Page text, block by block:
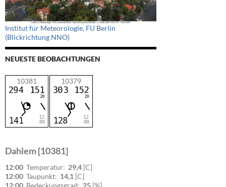
Institut für Meteorologie, FU Berlin
(Blickrichtung NNO)
NEUESTE BEOBACHTUNGEN
10381 10379
Dahlem [10381]
12:00 Temperatur: 29,4 [C]
12:00 Taupunkt: 14,1 [C]
12:00 Bedeckungsgrad: 25 [%]